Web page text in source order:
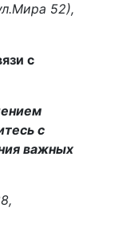
52),
с
с
важных